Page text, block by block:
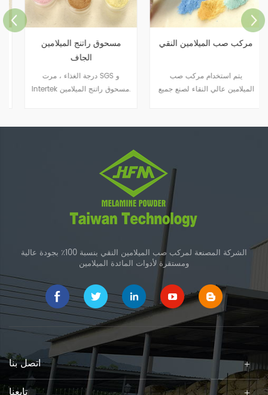
مسحوق راتنج الميلامين
الجاف
درجة الغذاء ، مرت SGS و
Intertek مسحوق راتنج الميلامين.
مركب صب الميلامين النقي
يتم استخدام مركب صب
الميلامين عالي النقاء لصنع جميع
الشركة المصنعة لمركب صب الميلامين النقي بنسبة 100٪ بجودة عالية
ومستقرة لأدوات المائدة الميلامين
اتصل بنا